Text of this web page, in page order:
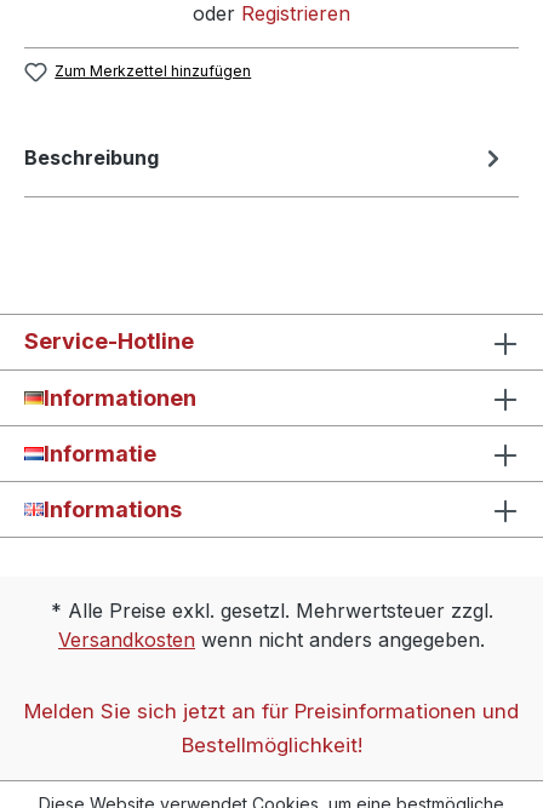
oder Registrieren
Zum Merkzettel hinzufügen
Beschreibung
Service-Hotline
Informationen
Informatie
Informations
* Alle Preise exkl. gesetzl. Mehrwertsteuer zzgl.
Versandkosten wenn nicht anders angegeben.
Melden Sie sich jetzt an für Preisinformationen und
Bestellmöglichkeit!
Diese Website verwendet Cookies, um eine bestmögliche